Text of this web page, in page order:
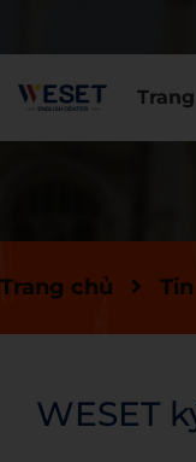
Trang chủ
WESET